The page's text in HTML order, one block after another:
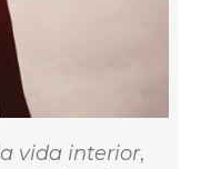
vida interior,